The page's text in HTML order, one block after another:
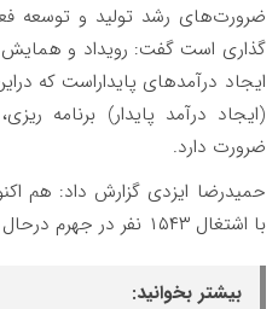
ضرورت‌های رشد تولید و توسعه
گذاری است گفت: رویداد و
ایجاد درآمدهای پایداراست که
(ایجاد درآمد پایدار) برنامه
ضرورت دارد.
با اشتغال ۱۵۴۳ نفر در جهرم درحال فعالیت هستند.
بیشتر بخوانید: